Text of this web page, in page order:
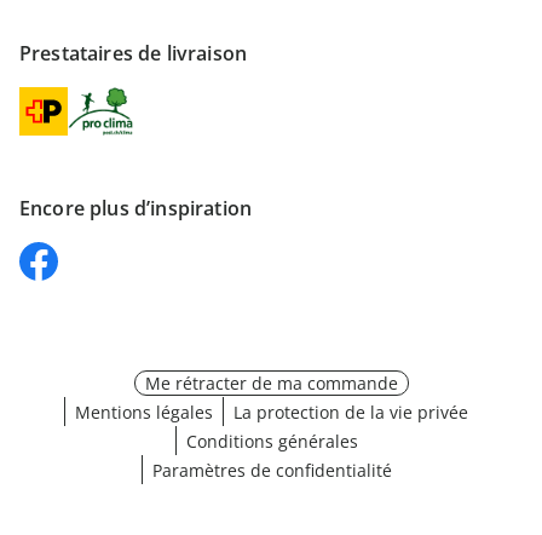
Prestataires de livraison
Encore plus d’inspiration
Me rétracter de ma commande
Mentions légales
La protection de la vie privée
Conditions générales
Paramètres de confidentialité